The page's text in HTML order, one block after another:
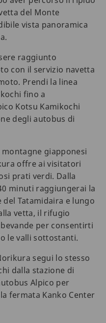
del Monte
vista panoramica
raggiunto
con il servizio navetta
Prendi la linea
fino a
Kotsu Kamikochi
degli autobus di
montagne giapponesi
offre ai visitatori
prati verdi. Dalla
minuti raggiungerai la
Tatamidaira e lungo
vetta, il rifugio
per consentirti
le valli sottostanti.
segui lo stesso
dalla stazione di
Alpico per
fermata Kanko Center